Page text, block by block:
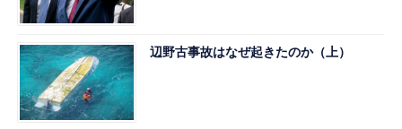
辺野古事故はなぜ起きたのか（上）